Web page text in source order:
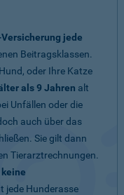
jede
Beitragsklassen.
oder Ihre Katze
als 9 Jahren alt
Unfällen oder die
auch über das
Sie gilt dann
Tierarztrechnungen.
jede Hunderasse